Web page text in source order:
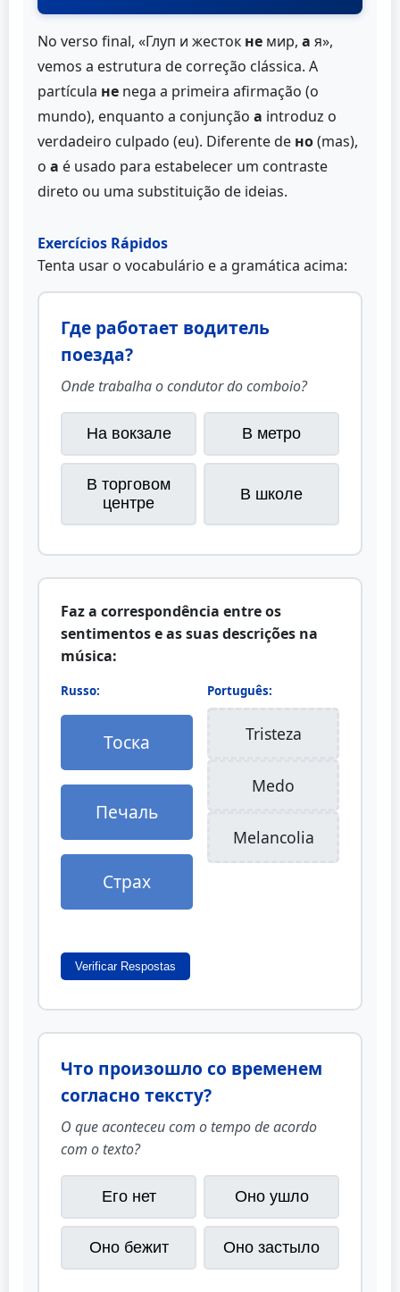
No verso final, «Глуп и жесток не мир, а я»,
vemos a estrutura de correção clássica. A
partícula не nega a primeira afirmação (o
mundo), enquanto a conjunção а introduz o
verdadeiro culpado (eu). Diferente de но(mas),
o а é usado para estabelecer um contraste
direto ou uma substituição de ideias.
Exercícios Rápidos
Tenta usar o vocabulário e a gramática acima:
Где работает водитель
поезда?
Onde trabalha o condutor do comboio?
На вокзале В метро
В торговом
центре
В школе
Faz a correspondência entre os
sentimentos e as suas descrições na
música:
Russo:
Тоска
Печаль
Страх
Português:
Tristeza
Medo
Melancolia
Verificar Respostas
Что произошло со временем
согласно тексту?
O que aconteceu com o tempo de acordo
com o texto?
Его нет Оно ушло
Оно бежит Оно застыло